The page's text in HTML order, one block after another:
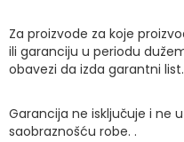
Za proizvode za koje
ili garanciju u periodu
obavezi da izda garantni list.
Garancija ne isključuje i ne
saobraznošću robe. .